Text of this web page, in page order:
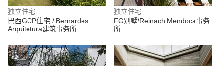
独立住宅
巴西GCP住宅 / Bernardes
Arquitetura建筑事务所
独立住宅
FG别墅/Reinach Mendoca事务
所